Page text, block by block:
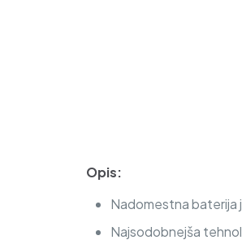
Opis:
Nadomestna baterija
Najsodobnejša